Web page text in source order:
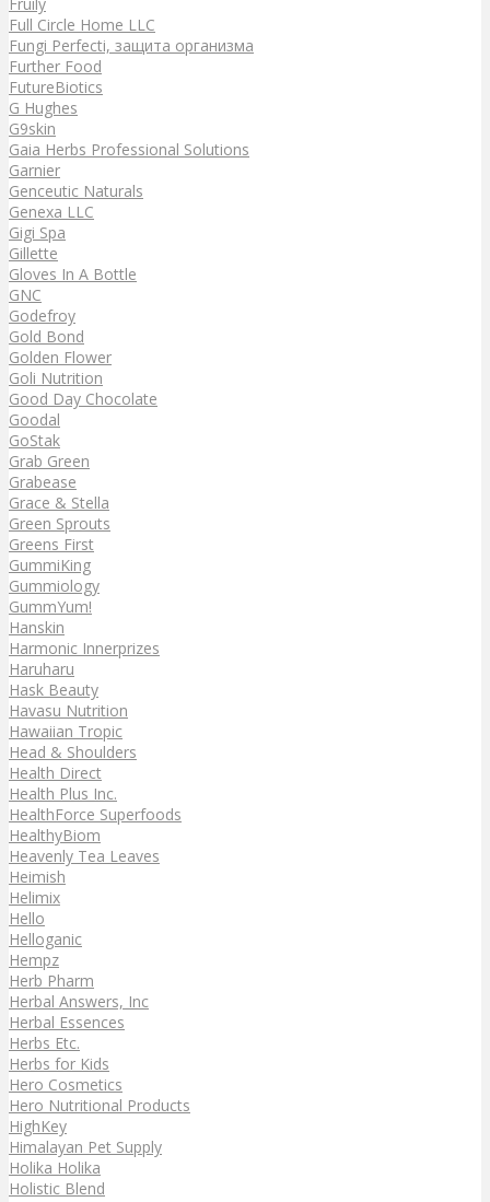
Full Circle Home LLC
Fungi Perfecti, защита организма
Further Food
FutureBiotics
G Hughes
G9skin
Gaia Herbs Professional Solutions
Garnier
Genceutic Naturals
Genexa LLC
Gigi Spa
Gillette
Gloves In A Bottle
GNC
Godefroy
Gold Bond
Golden Flower
Goli Nutrition
Good Day Chocolate
Goodal
GoStak
Grab Green
Grabease
Grace & Stella
Green Sprouts
Greens First
GummiKing
Gummiology
GummYum!
Hanskin
Harmonic Innerprizes
Haruharu
Hask Beauty
Havasu Nutrition
Hawaiian Tropic
Head & Shoulders
Health Direct
Health Plus Inc.
HealthForce Superfoods
HealthyBiom
Heavenly Tea Leaves
Heimish
Helimix
Hello
Helloganic
Hempz
Herb Pharm
Herbal Answers, Inc
Herbal Essences
Herbs Etc.
Herbs for Kids
Hero Cosmetics
Hero Nutritional Products
HighKey
Himalayan Pet Supply
Holika Holika
Holistic Blend